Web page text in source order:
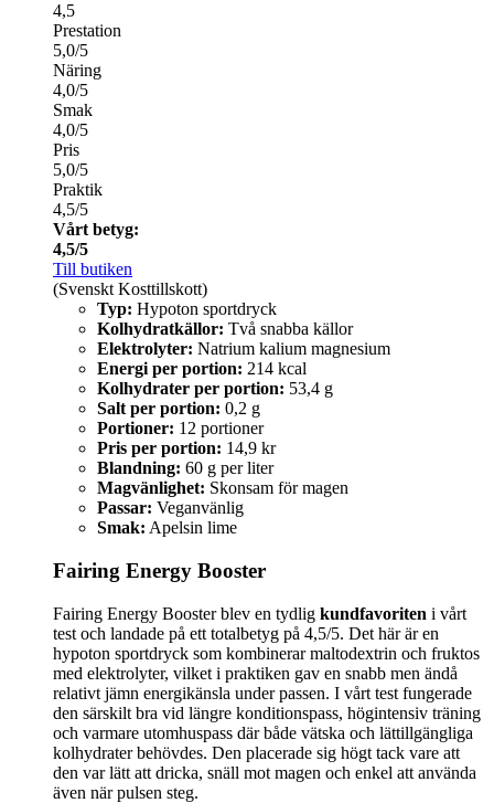
4,5
Prestation
5,0/5
Näring
4,0/5
Smak
4,0/5
Pris
5,0/5
Praktik
4,5/5
Vårt betyg:
4,5/5
Till butiken
(Svenskt Kosttillskott)
Typ: Hypoton sportdryck
Kolhydratkällor: Två snabba källor
Elektrolyter: Natrium kalium magnesium
Energi per portion: 214 kcal
Kolhydrater per portion: 53,4 g
Salt per portion: 0,2 g
Portioner: 12 portioner
Pris per portion: 14,9 kr
Blandning: 60 g per liter
Magvänlighet: Skonsam för magen
Passar: Veganvänlig
Smak: Apelsin lime
Fairing Energy Booster
Fairing Energy Booster blev en tydlig kundfavoriten i vårt
test och landade på ett totalbetyg på 4,5/5. Det här är en
hypoton sportdryck som kombinerar maltodextrin och fruktos
med elektrolyter, vilket i praktiken gav en snabb men ändå
relativt jämn energikänsla under passen. I vårt test fungerade
den särskilt bra vid längre konditionspass, högintensiv träning
och varmare utomhuspass där både vätska och lättillgängliga
kolhydrater behövdes. Den placerade sig högt tack vare att
den var lätt att dricka, snäll mot magen och enkel att använda
även när pulsen steg.